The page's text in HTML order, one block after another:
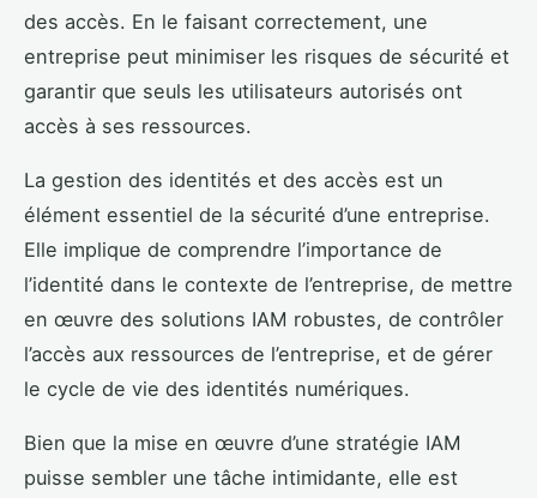
des accès. En le faisant correctement, une
entreprise peut minimiser les risques de sécurité et
garantir que seuls les utilisateurs autorisés ont
accès à ses ressources.
La gestion des identités et des accès est un
élément essentiel de la sécurité d’une entreprise.
Elle implique de comprendre l’importance de
l’identité dans le contexte de l’entreprise, de mettre
en œuvre des solutions IAM robustes, de contrôler
l’accès aux ressources de l’entreprise, et de gérer
le cycle de vie des identités numériques.
Bien que la mise en œuvre d’une stratégie IAM
puisse sembler une tâche intimidante, elle est